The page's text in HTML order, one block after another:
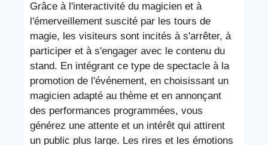
Grâce à l'interactivité du magicien et à
l'émerveillement suscité par les tours de
magie, les visiteurs sont incités à s'arrêter, à
participer et à s'engager avec le contenu du
stand. En intégrant ce type de spectacle à la
promotion de l'événement, en choisissant un
magicien adapté au thème et en annonçant
des performances programmées, vous
générez une attente et un intérêt qui attirent
un public plus large. Les rires et les émotions